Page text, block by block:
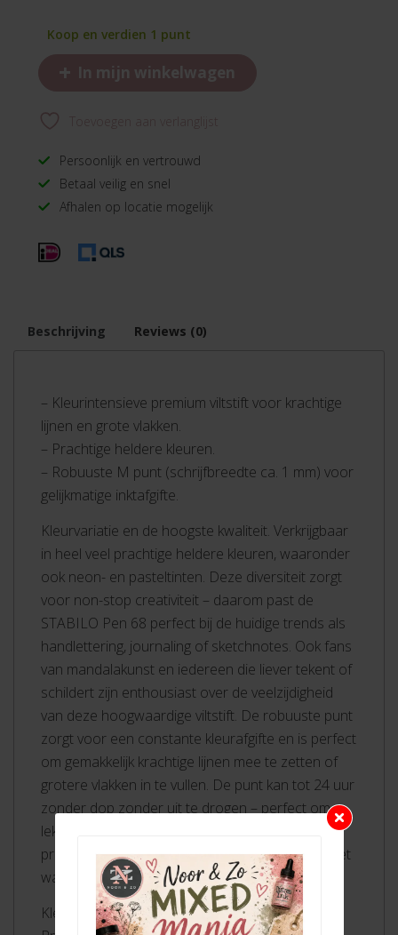
Koop en verdien 1 punt
+ In mijn winkelwagen
Persoonlijk en vertrouwd
Betaal veilig en snel
Afhalen op locatie mogelijk
Beschrijving Reviews (0)
– Kleurintensieve premium viltstift voor krachtige
lijnen en grote vlakken.
– Prachtige heldere kleuren.
– Robuuste M punt (schrijfbreedte ca. 1 mm) voor
gelijkmatige inktafgifte.
Kleurvariatie en de hoogste kwaliteit. Verkrijgbaar
in heel veel prachtige heldere kleuren, waaronder
ook neon- en pasteltinten. Deze diversiteit zorgt
voor non-stop creativiteit – daarom past de
STABILO Pen 68 perfect bij de huidige trends als
handlettering, journaling of sketchnotes. Ook fans
van mandalakunst en iedereen die liever tekent of
schildert zijn enthousiast over de veelzijdigheid
van deze hoogwaardige viltstift. De robuuste punt
zorgt voor een constante kleurafgifte en is perfect
om gemakkelijk krachtige lijnen mee te zetten of
grotere vlakken in te vullen. De punt kan tot 24 uur
zonder dop zonder uit te drogen – perfect om
lekker door te kunnen werken aan je creatieve
project. De kleuren kunnen worden gemengd met
water voor prachtige aquareleffecten.
Kleurintensieve premium viltstift